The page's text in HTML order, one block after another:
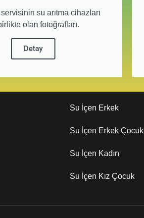
servisinin su arıtma cihazları
olan fotoğrafları.
Detay
Su İçen Erkek
Su İçen Erkek Çocuk
Su İçen Kadın
Su İçen Kız Çocuk